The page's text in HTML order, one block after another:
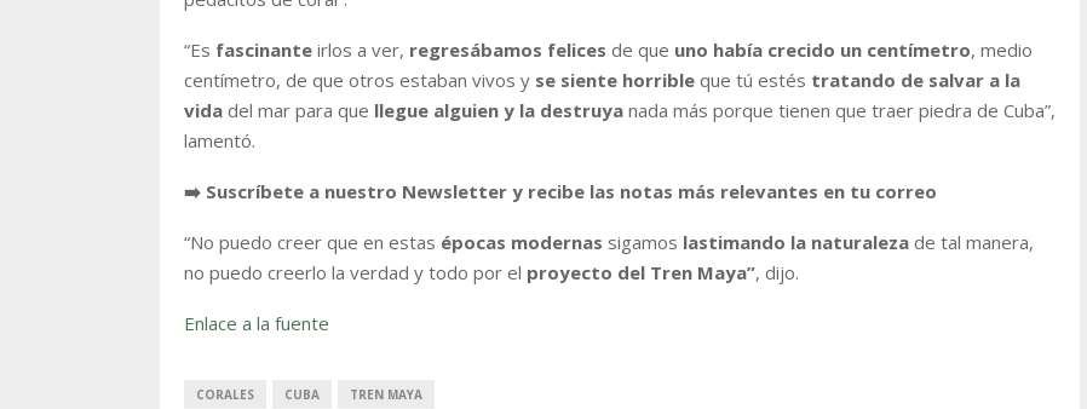
“Es fascinante irlos a ver, regresábamos felices de que uno había crecido un centímetro, medio
centímetro, de que otros estaban vivos y se siente horrible que tú estés tratando de salvar a la
vida del mar para que llegue alguien y la destruya nada más porque tienen que traer piedra de Cuba”,
lamentó.
➡️ Suscríbete a nuestro Newsletter y recibe las notas más relevantes en tu correo
“No puedo creer que en estas épocas modernas sigamos lastimando la naturaleza de tal manera,
no puedo creerlo la verdad y todo por el proyecto del Tren Maya”, dijo.
Enlace a la fuente
CORALES CUBA TREN MAYA